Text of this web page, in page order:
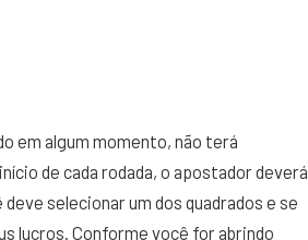
em algum momento, não terá
de cada rodada, o apostador deverá
selecionar um dos quadrados e se
lucros. Conforme você for abrindo